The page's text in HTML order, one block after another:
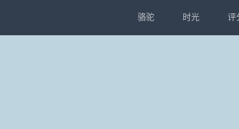
骆驼 时光 评